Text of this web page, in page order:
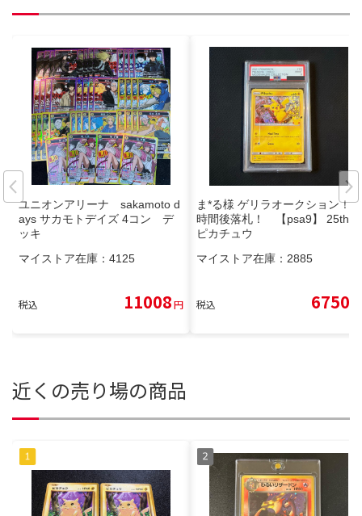
ユニオンアリーナ sakamoto d
ays サカモトデイズ 4コン デ
ッキ
マイストア在庫： 4125
税込 11008円
ま*る様 ゲリラオークション！3
時間後落札！ 【psa9】 25th
ピカチュウ
マイストア在庫： 2885
税込 6750
近くの売り場の商品